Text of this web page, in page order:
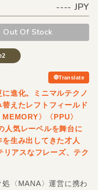
---- JPY
Out Of Stock
Translate
進化。ミニマルテクノ
えたレフトフィールド
〉〈PPU〉
人気レーベルを舞台に
生み出してきた才人
アスなフレーズ、テク
〈MANA〉運営に携わ